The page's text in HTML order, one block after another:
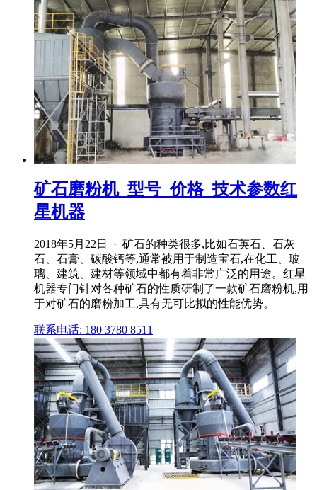
矿石磨粉机_型号_价格_技术参数红
星机器
2018年5月22日 · 矿石的种类很多,比如石英石、石灰
石、石膏、碳酸钙等,通常被用于制造宝石,在化工、玻
璃、建筑、建材等领域中都有着非常广泛的用途。红星
机器专门针对各种矿石的性质研制了一款矿石磨粉机,用
于对矿石的磨粉加工,具有无可比拟的性能优势。
联系电话: 180 3780 8511